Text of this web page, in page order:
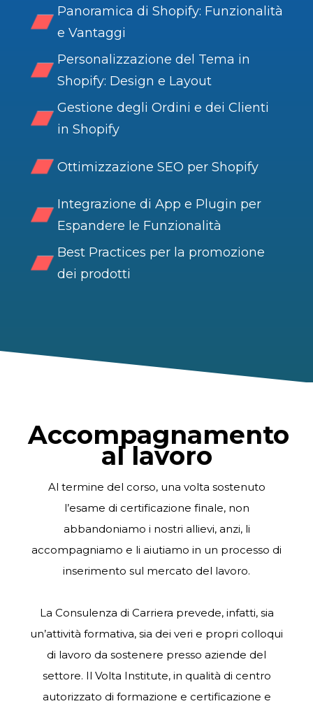
Panoramica di Shopify: Funzionalità
e Vantaggi
Personalizzazione del Tema in
Shopify: Design e Layout
Gestione degli Ordini e dei Clienti
in Shopify
Ottimizzazione SEO per Shopify
Integrazione di App e Plugin per
Espandere le Funzionalità
Best Practices per la promozione
dei prodotti
Accompagnamento
al lavoro
Al termine del corso, una volta sostenuto
l’esame di certificazione finale, non
abbandoniamo i nostri allievi, anzi, li
accompagniamo e li aiutiamo in un processo di
inserimento sul mercato del lavoro.
La Consulenza di Carriera prevede, infatti, sia
un’attività formativa, sia dei veri e propri colloqui
di lavoro da sostenere presso aziende del
settore. Il Volta Institute, in qualità di centro
autorizzato di formazione e certificazione e